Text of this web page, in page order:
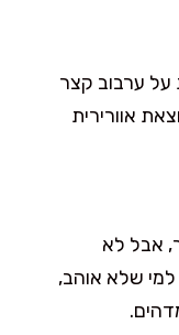
על ערבוב קצר
אוורירית
אבל לא
שלא אוהב,